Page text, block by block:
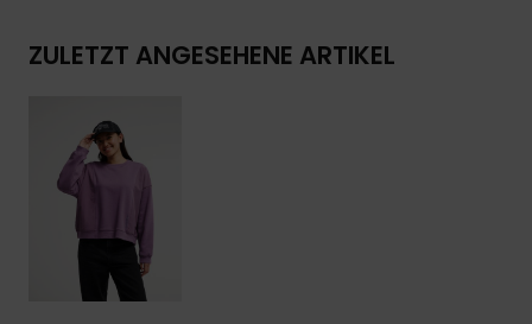
ZULETZT ANGESEHENE ARTIKEL